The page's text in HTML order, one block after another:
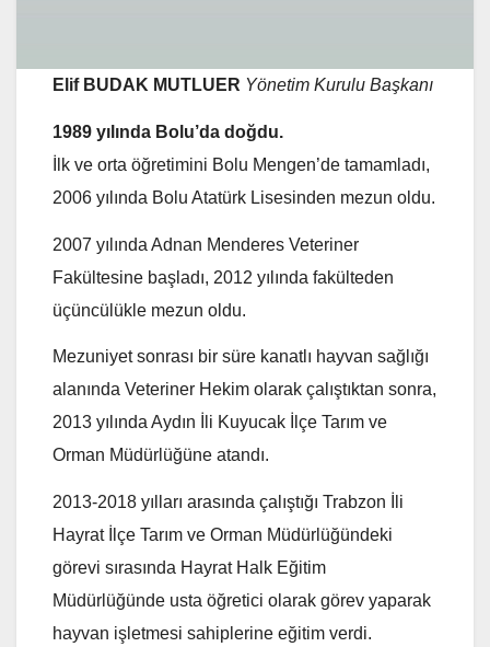
Elif BUDAK MUTLUER Yönetim Kurulu Başkanı
1989 yılında Bolu’da doğdu.
İlk ve orta öğretimini Bolu Mengen’de tamamladı,
2006 yılında Bolu Atatürk Lisesinden mezun oldu.
2007 yılında Adnan Menderes Veteriner
Fakültesine başladı, 2012 yılında fakülteden
üçüncülükle mezun oldu.
Mezuniyet sonrası bir süre kanatlı hayvan sağlığı
alanında Veteriner Hekim olarak çalıştıktan sonra,
2013 yılında Aydın İli Kuyucak İlçe Tarım ve
Orman Müdürlüğüne atandı.
2013-2018 yılları arasında çalıştığı Trabzon İli
Hayrat İlçe Tarım ve Orman Müdürlüğündeki
görevi sırasında Hayrat Halk Eğitim
Müdürlüğünde usta öğretici olarak görev yaparak
hayvan işletmesi sahiplerine eğitim verdi.